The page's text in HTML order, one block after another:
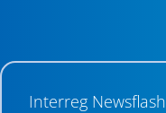
Interreg Newsflash